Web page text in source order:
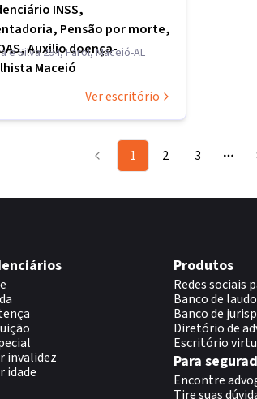
INSS,
Pensão por morte,
Auxilio doença-
Maceió
e Silva 294, Farol, Maceió-AL
Ver escritório
1 2 3
invalidez
idade
Produtos
Redes sociais
Banco de
Banco de
Diretório de
Escritório
Para
Encontre
Tire suas